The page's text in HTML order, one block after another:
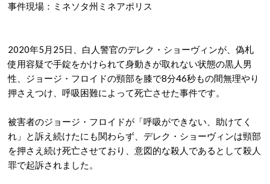
事件現場：ミネソタ州ミネアポリス
2020年5月25日、白人警官のデレク・ショーヴィンが、偽札
使用容疑で手錠をかけられて身動きが取れない状態の黒人男
性、ジョージ・フロイドの頸部を膝で8分46秒もの間無理やり
押さえつけ、呼吸困難によって死亡させた事件です。
被害者のジョージ・フロイドが「呼吸ができない、助けてく
れ」と訴え続けたにも関わらず、デレク・ショーヴィンは頸部
を押さえ続け死亡させており、意図的な殺人であるとして殺人
罪で起訴されました。